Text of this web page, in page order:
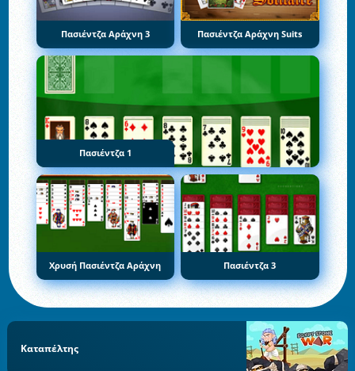
Πασιέντζα Αράχνη 3 Πασιέντζα Αράχνη Suits
Πασιέντζα 1
Χρυσή Πασιέντζα Αράχνη Πασιέντζα 3
Καταπέλτης